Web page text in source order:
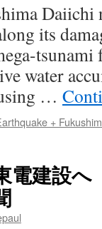
Daiichi
its
water
…
+
電建設